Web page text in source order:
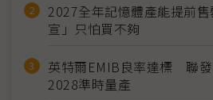
2027全年記憶體產能提前
宣」只怕買不夠
英特爾EMIB良率達標 聯發
2028準時量產